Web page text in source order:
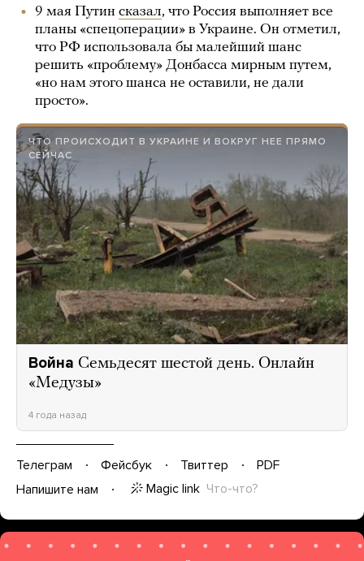
9 мая Путин сказал, что Россия выполняет все
планы «спецоперации» в Украине. Он отметил,
что РФ использовала бы малейший шанс
решить «проблему» Донбасса мирным путем,
«но нам этого шанса не оставили, не дали
просто».
ЧТО ПРОИСХОДИТ В УКРАИНЕ И ВОКРУГ НЕЕ ПРЯМО
СЕЙЧАС
Война Семьдесят шестой день. Онлайн
«Медузы»
4 года назад
Телеграм Фейсбук Твиттер
PDF
Напишите нам
Magic link Что-что?